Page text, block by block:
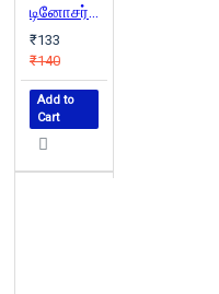
டினோசர்கள் வெளியேறிக் கொண்டிருக்கின்றன
₹133
₹140
Add to
Cart